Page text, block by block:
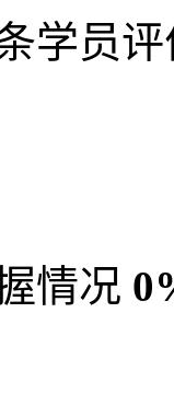
学员
情况